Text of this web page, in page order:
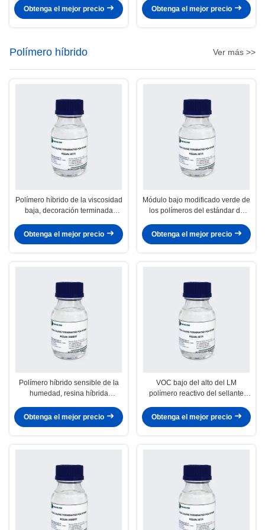
Obtenga el mejor precio alto
Obtenga el mejor precio
Polímero híbrido Ver más >>
Polímero híbrido de la viscosidad
baja, decoración terminada
polímero del poliéter
Obtenga el mejor precio
Módulo bajo modificado verde de
los polímeros del estándar de
polímero de la construcción
Obtenga el mejor precio
Polímero híbrido sensible de la
humedad, resina híbrida
Obtenga el mejor precio
VOC bajo del alto del LM
polímero reactivo del sellante
polímero de la decoración del
hogar
Obtenga el mejor precio